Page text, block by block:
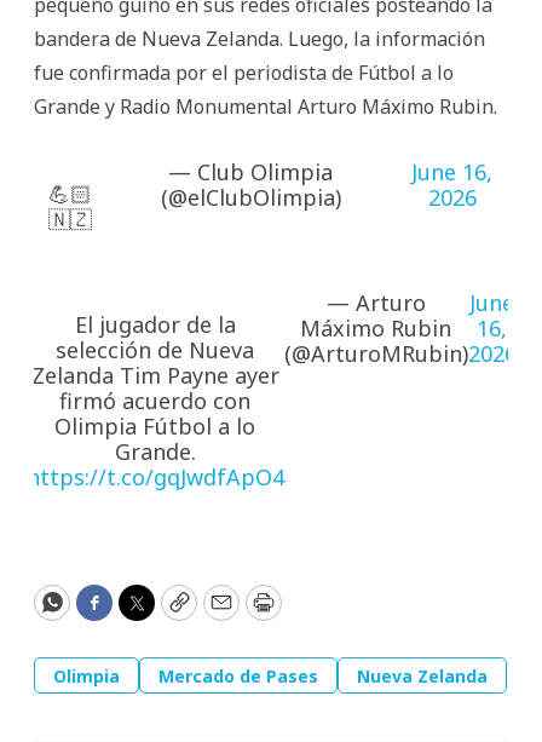
bandera de Nueva Zelanda. Luego, la información
fue confirmada por el periodista de Fútbol a lo
Grande y Radio Monumental Arturo Máximo Rubin.
💪🏻
🇳🇿
— Club Olimpia
(@elClubOlimpia)
June 16,
2026
El jugador de la
selección de Nueva
Zelanda Tim Payne ayer
firmó acuerdo con
Olimpia Fútbol a lo
Grande.
https://t.co/gqJwdfApO4
— Arturo
Máximo Rubin
(@ArturoMRubin)
June
16,
2026
WhatsApp
Facebook
Twitter
CopyEmailPrint
Olimpia Mercado de Pases Nueva Zelanda